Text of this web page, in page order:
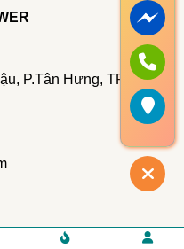
P.Tân Hưng, TP. Hồ